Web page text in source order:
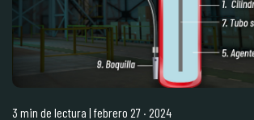
3 min de lectura | febrero 27 · 2024